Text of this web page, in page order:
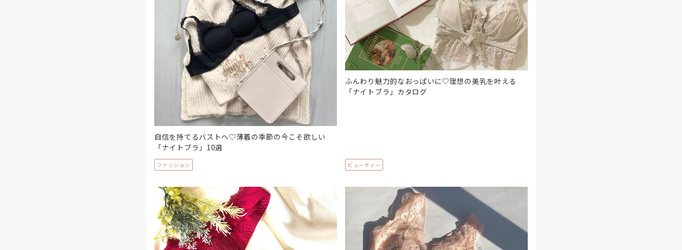
自信を持てるバストへ♡薄着の季節の今こそ欲しい
「ナイトブラ」10選
ファッション
ふんわり魅力的なおっぱいに♡理想の美乳を叶える
「ナイトブラ」カタログ
ビューティー